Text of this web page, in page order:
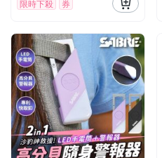
限時下殺 券